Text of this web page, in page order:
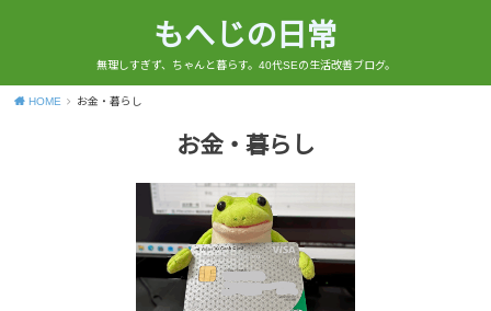
もへじの日常
無理しすぎず、ちゃんと暮らす。40代SEの生活改善ブログ。
HOME お金・暮らし
お金・暮らし